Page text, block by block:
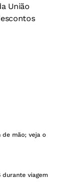
União
de mão; veja o
viagem